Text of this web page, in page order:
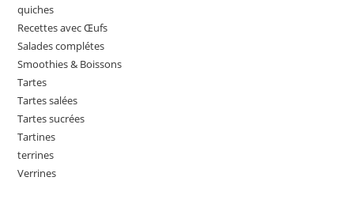
quiches
Recettes avec Œufs
Salades complétes
Smoothies & Boissons
Tartes
Tartes salées
Tartes sucrées
Tartines
terrines
Verrines